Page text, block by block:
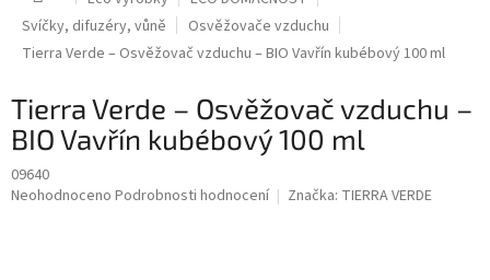
Svíčky, difuzéry, vůně
Osvěžovače vzduchu
Tierra Verde – Osvěžovač vzduchu – BIO Vavřín kubébový 100 ml
Tierra Verde – Osvěžovač vzduchu –
BIO Vavřín kubébový 100 ml
09640
Průměrné
Neohodnoceno Podrobnosti hodnocení Značka: TIERRA VERDE